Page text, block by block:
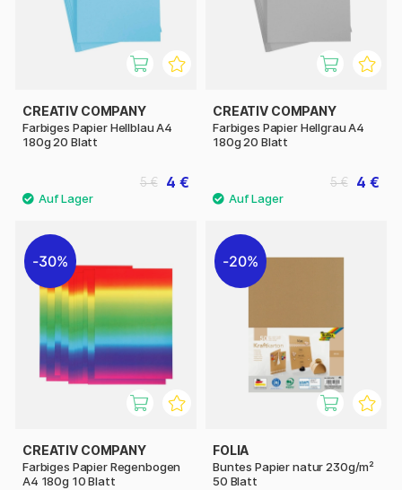
CREATIV COMPANY
Farbiges Papier Hellblau A4
180g 20 Blatt
4 €
5 €
CREATIV COMPANY
Farbiges Papier Hellgrau A4
180g 20 Blatt
4 €
5 €
30%
CREATIV COMPANY
Farbiges Papier Regenbogen
A4 180g 10 Blatt
20%
FOLIA
Buntes Papier natur 230g/m²
50 Blatt